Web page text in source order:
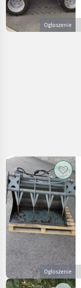
Ogłoszenie
Ogłoszenie